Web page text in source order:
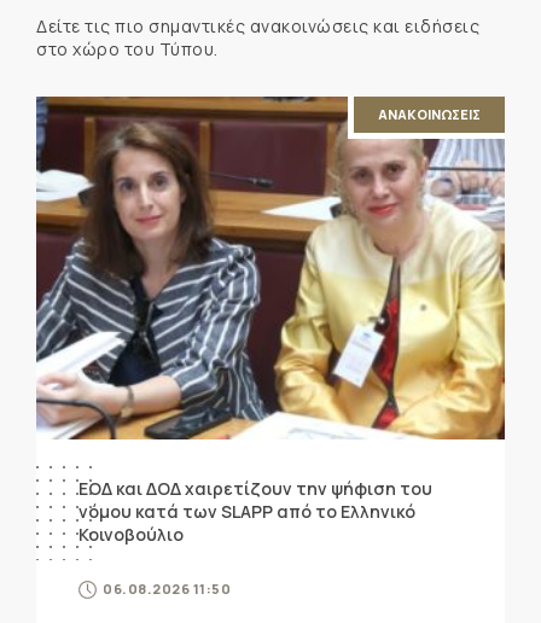
Δείτε τις πιο σημαντικές ανακοινώσεις και ειδήσεις
στο χώρο του Τύπου.
ΑΝΑΚΟΙΝΩΣΕΙΣ
ΕΟΔ και ΔΟΔ χαιρετίζουν την ψήφιση του
νόμου κατά των SLAPP από το Ελληνικό
Κοινοβούλιο
06.08.2026 11:50